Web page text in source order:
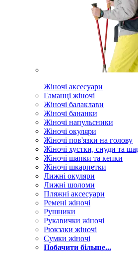
Жіночі аксесуари
Гаманці жіночі
Жіночі балаклави
Жіночі бананки
Жіночі напульсники
Жіночі окуляри
Жіночі пов'язки на голову
Жіночі хустки, снуди та
Жіночі шапки та кепки
Жіночі шкарпетки
Лижні окуляри
Лижні шоломи
Пляжні аксесуари
Ремені жіночі
Рушники
Рукавички жіночі
Рюкзаки жіночі
Сумки жіночі
Побачити більше...